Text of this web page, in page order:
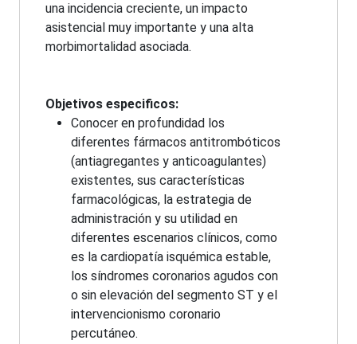
una incidencia creciente, un impacto
asistencial muy importante y una alta
morbimortalidad asociada.
Objetivos especificos:
Conocer en profundidad los
diferentes fármacos antitrombóticos
(antiagregantes y anticoagulantes)
existentes, sus características
farmacológicas, la estrategia de
administración y su utilidad en
diferentes escenarios clínicos, como
es la cardiopatía isquémica estable,
los síndromes coronarios agudos con
o sin elevación del segmento ST y el
intervencionismo coronario
percutáneo.